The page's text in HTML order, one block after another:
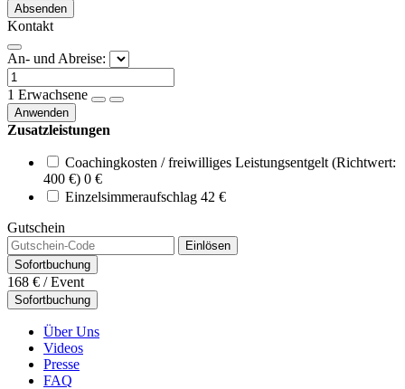
Absenden
Kontakt
An- und Abreise:
1 Erwachsene
Anwenden
Zusatzleistungen
Coachingkosten / freiwilliges Leistungsentgelt (Richtwert:
400 €) 0 €
Einzelsimmeraufschlag 42 €
Gutschein
Einlösen
Sofortbuchung
168 € / Event
Sofortbuchung
Über Uns
Videos
Presse
FAQ